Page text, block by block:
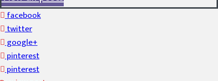
facebook
twitter
google+
pinterest
pinterest